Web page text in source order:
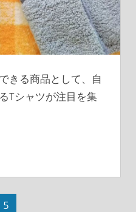
きる商品として、自
Tシャツが注目を集
5